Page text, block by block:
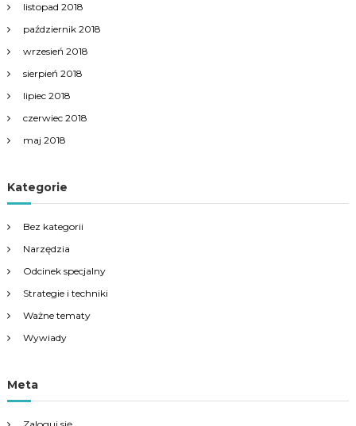
listopad 2018
październik 2018
wrzesień 2018
sierpień 2018
lipiec 2018
czerwiec 2018
maj 2018
Kategorie
Bez kategorii
Narzędzia
Odcinek specjalny
Strategie i techniki
Ważne tematy
Wywiady
Meta